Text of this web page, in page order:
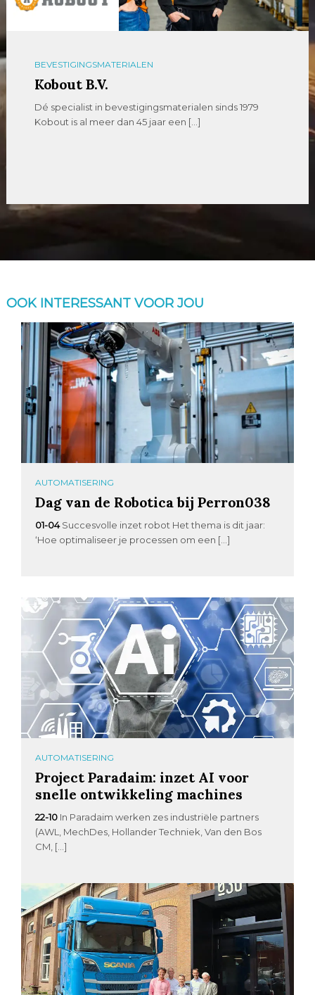
BEVESTIGINGSMATERIALEN
Kobout B.V.
Dé specialist in bevestigingsmaterialen sinds 1979
Kobout is al meer dan 45 jaar een […]
OOK INTERESSANT VOOR JOU
AUTOMATISERING
Dag van de Robotica bij Perron038
01-04 Succesvolle inzet robot Het thema is dit jaar:
‘Hoe optimaliseer je processen om een […]
AUTOMATISERING
Project Paradaim: inzet AI voor
snelle ontwikkeling machines
22-10 In Paradaim werken zes industriële partners
(AWL, MechDes, Hollander Techniek, Van den Bos
CM, […]